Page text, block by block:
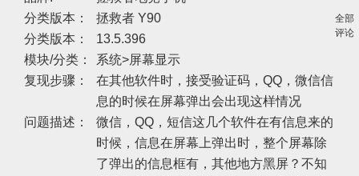
分类版本：
拯救者 Y90
分类版本：
13.5.396
模块/分类：
系统>屏幕显示
复现步骤：
在其他软件时，接受验证码，QQ，微信信
息的时候在屏幕弹出会出现这样情况
问题描述：
微信，QQ，短信这几个软件在有信息来的
时候，信息在屏幕上弹出时，整个屏幕除
了弹出的信息框有，其他地方黑屏？不知
全部
评论